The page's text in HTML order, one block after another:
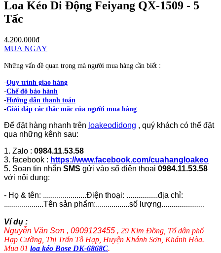
Loa Kéo Di Động Feiyang QX-1509 - 5
Tấc
4.200.000đ
MUA NGAY
Những vấn đề quan trọng mà người mua hàng cần biết :
-Quy trình giao hàng
-Chế độ bảo hành
-Hướng dẫn thanh toán
-Giải đáp các thắc mắc của người mua hàng
Để đặt hàng nhanh trên loakeodidong , quý khách có thể đặt
qua những kênh sau:
1. Zalo : 0984.11.53.58
3. facebook : https://www.facebook.com/cuahangloakeo
5. Soạn tin nhắn SMS gửi vào số điện thoại 0984.11.53.58
với nội dung:
- Họ & tên: ......................Điện thoại: ................địa chỉ:
....................Tên sản phẩm:.................số lượng......................
Ví dụ :
Nguyễn Văn Sơn , 0909123455 , 29 Kim Đồng, Tổ dân phố
Hạp Cường, Thị Trấn Tô Hạp, Huyện Khánh Sơn, Khánh Hòa.
Mua 01 loa kéo Bose DK-6868C.